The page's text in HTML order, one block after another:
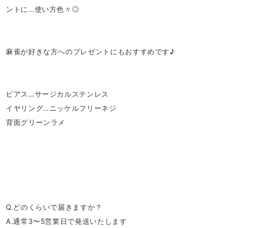
ントに…使い方色々◎
麻雀が好きな方へのプレゼントにもおすすめです♪
ピアス…サージカルステンレス
イヤリング…ニッケルフリーネジ
背面グリーンラメ
Q.どのくらいで届きますか？
A.通常3〜5営業日で発送いたします